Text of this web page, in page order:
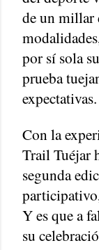
de un millar
por sí sola
prueba
expectativas.
Con la
Trail Tuéjar
segunda
Y es que a
su